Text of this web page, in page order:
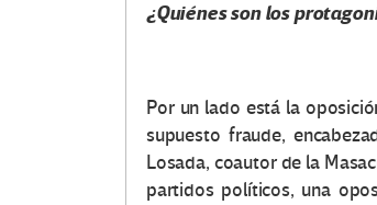
¿Quiénes son los
Por un lado está la
supuesto fraude,
Losada, coautor de la
partidos políticos, una